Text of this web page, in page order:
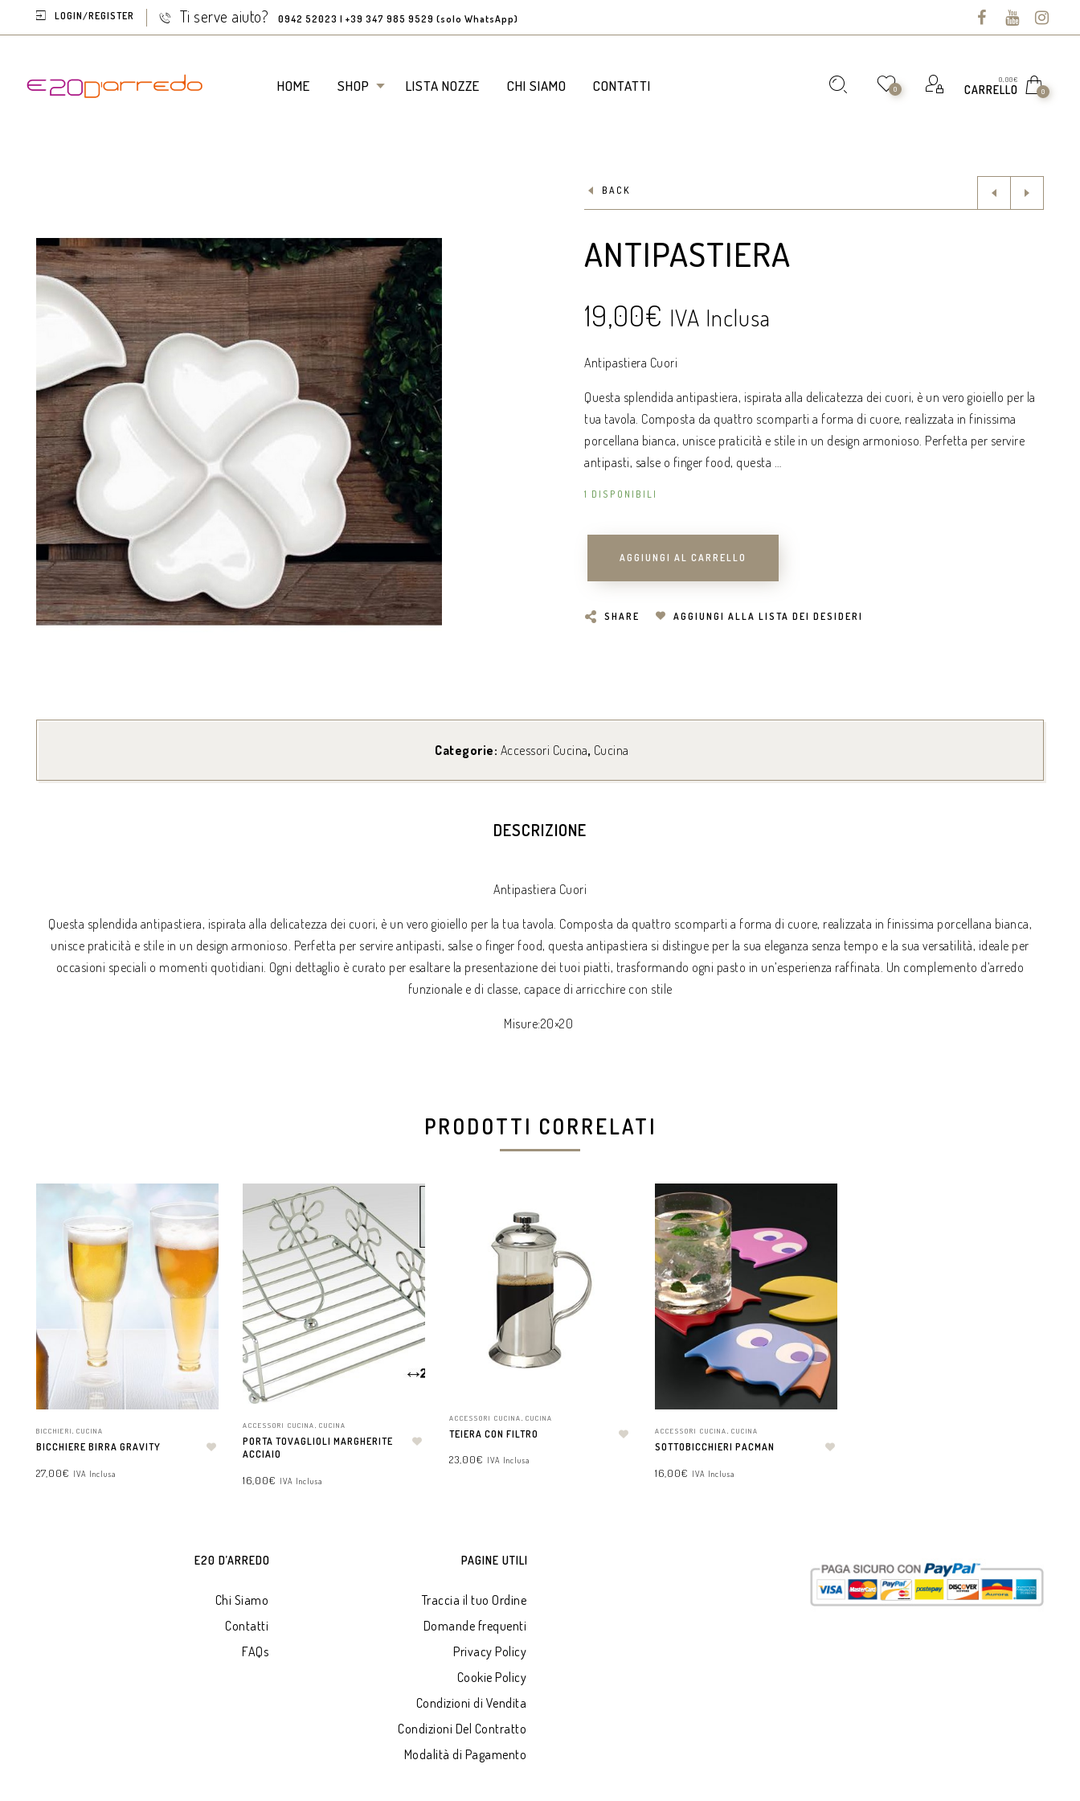
LOGIN/REGISTER Ti serve aiuto? 0942 52023 | +39 347 985 9529 (solo WhatsApp)
HOME SHOP LISTA NOZZE CHI SIAMO CONTATTI 0
0,00€
CARRELLO 0
BACK
ANTIPASTIERA
19,00€ IVA Inclusa
Antipastiera Cuori
Questa splendida antipastiera, ispirata alla delicatezza dei cuori, è un vero gioiello per la
tua tavola. Composta da quattro scomparti a forma di cuore, realizzata in finissima
porcellana bianca, unisce praticità e stile in un design armonioso. Perfetta per servire
antipasti, salse o finger food, questa …
1 DISPONIBILI
AGGIUNGI AL CARRELLO
SHARE AGGIUNGI ALLA LISTA DEI DESIDERI
Categorie: Accessori Cucina, Cucina
DESCRIZIONE
Antipastiera Cuori
Questa splendida antipastiera, ispirata alla delicatezza dei cuori, è un vero gioiello per la tua tavola. Composta da quattro scomparti a forma di cuore, realizzata in finissima porcellana bianca,
unisce praticità e stile in un design armonioso. Perfetta per servire antipasti, salse o finger food, questa antipastiera si distingue per la sua eleganza senza tempo e la sua versatilità, ideale per
occasioni speciali o momenti quotidiani. Ogni dettaglio è curato per esaltare la presentazione dei tuoi piatti, trasformando ogni pasto in un’esperienza raffinata. Un complemento d’arredo
funzionale e di classe, capace di arricchire con stile
Misure:20×20
PRODOTTI CORRELATI
BICCHIERI, CUCINA
BICCHIERE BIRRA GRAVITY
27,00€ IVA Inclusa
ACCESSORI CUCINA, CUCINA
PORTA TOVAGLIOLI MARGHERITE
ACCIAIO
16,00€ IVA Inclusa
ACCESSORI CUCINA CUCINA
TEIERA CON FILTRO
23,00€ IVA Inclusa
ACCESSORI CUCINA,CUCINA
SOTTOBICCHIERI PACMAN
16,00€ IVA Inclusa
E20 D’ARREDO
Chi Siamo
Contatti
FAQs
PAGINE UTILI
Traccia il tuo Ordine
Domande frequenti
Privacy Policy
Cookie Policy
Condizioni di Vendita
Condizioni Del Contratto
Modalità di Pagamento